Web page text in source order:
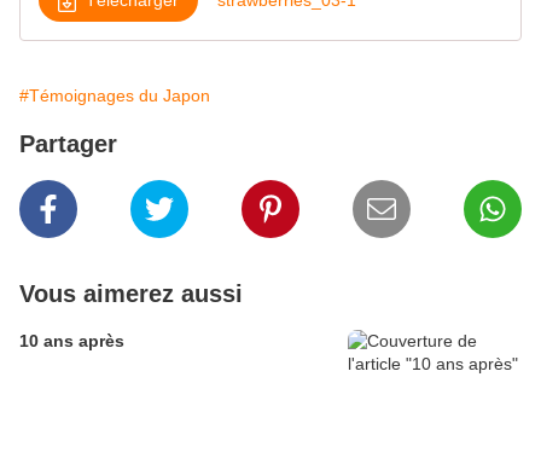
#Témoignages du Japon
Partager
Vous aimerez aussi
10 ans après